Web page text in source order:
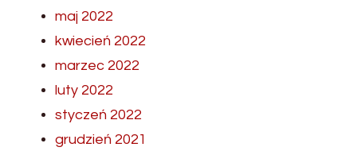
maj 2022
kwiecień 2022
marzec 2022
luty 2022
styczeń 2022
grudzień 2021